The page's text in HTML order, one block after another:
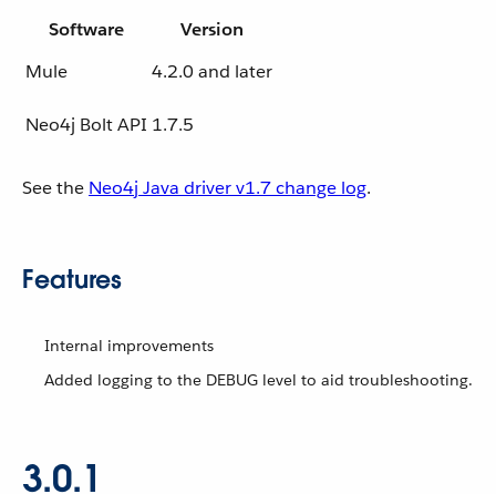
Software
Version
Mule
4.2.0 and later
Neo4j Bolt API 1.7.5
See the Neo4j Java driver v1.7 change log.
Features
Internal improvements
Added logging to the DEBUG level to aid troubleshooting.
3.0.1